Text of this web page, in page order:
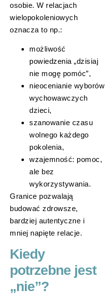
osobie. W relacjach
wielopokoleniowych
oznacza to np.:
możliwość
powiedzenia „dzisiaj
nie mogę pomóc”,
nieocenianie wyborów
wychowawczych
dzieci,
szanowanie czasu
wolnego każdego
pokolenia,
wzajemność: pomoc,
ale bez
wykorzystywania.
Granice pozwalają
budować zdrowsze,
bardziej autentyczne i
mniej napięte relacje.
Kiedy
potrzebne jest
„nie”?